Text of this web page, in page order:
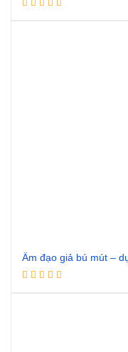
Âm đạo giả bú mút –